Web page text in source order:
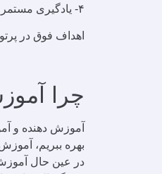
۴- یادگیری مستمر منجر به تغییر و تحول فردی و سازمانی
اهداف فوق در پرتو توجه به ۳ عنصر مهم در طراحی و اجرای
چرا
آموزش دهنده و
بهره ببریم،
در عین حال